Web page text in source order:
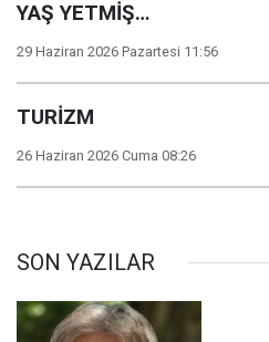
YAŞ YETMİŞ…
29 Haziran 2026 Pazartesi 11:56
TURİZM
26 Haziran 2026 Cuma 08:26
SON YAZILAR